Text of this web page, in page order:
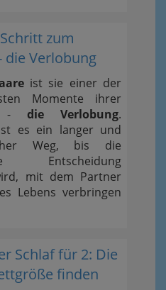
zum
die Verlobung
ist sie einer der
Momente ihrer
- die Verlobung.
es ein langer und
Weg, bis die
Entscheidung
mit dem Partner
Lebens verbringen
Schlaf für 2: Die
finden